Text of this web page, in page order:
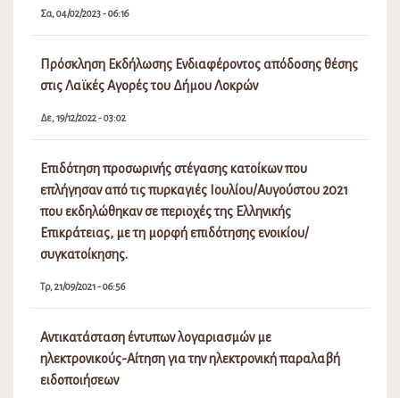
Τρ, 21/09/2021 - 06:56
Αντικατάσταση έντυπων λογαριασμών με
ηλεκτρονικούς-Αίτηση για την ηλεκτρονική παραλαβή
Πίνακας Αποφάσεων Δημοτικού Συμβουλίου Λοκρών
15ης (Τακτικής) Συνεδρίασης 18031/24-7-2026
Πα, 07/08/2026 - 01:36
Πίνακας Αποφάσεων Δημοτικής Επιτροπής Λοκρών 18ης
Πα, 07/08/2026 - 01:28